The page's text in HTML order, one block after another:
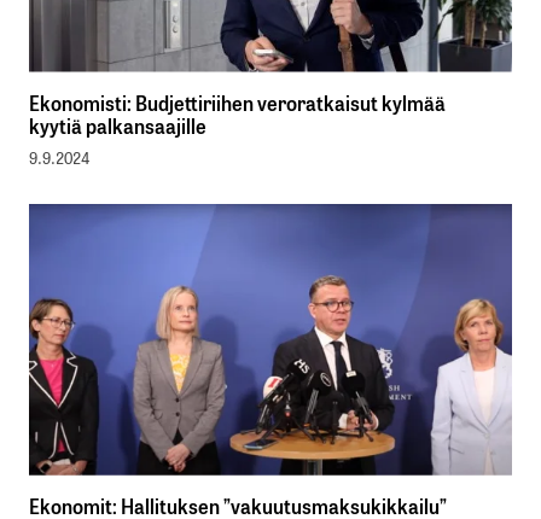
Ekonomisti: Budjettiriihen veroratkaisut kylmää
kyytiä palkansaajille
9.9.2024
Ekonomit: Hallituksen ”vakuutusmaksukikkailu”